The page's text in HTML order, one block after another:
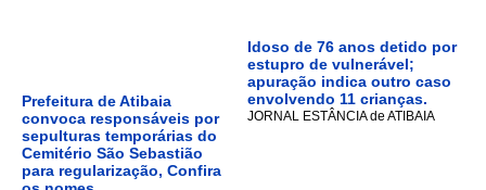
Prefeitura de Atibaia
convoca responsáveis por
sepulturas temporárias do
Cemitério São Sebastião
para regularização, Confira
Idoso de 76 anos detido por
estupro de vulnerável;
apuração indica outro caso
envolvendo 11 crianças.
JORNAL ESTÂNCIA de ATIBAIA